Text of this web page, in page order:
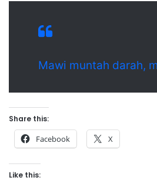
Mawi muntah darah,
Share this:
Facebook X
Like this: